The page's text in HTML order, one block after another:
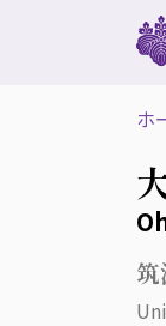
ホ